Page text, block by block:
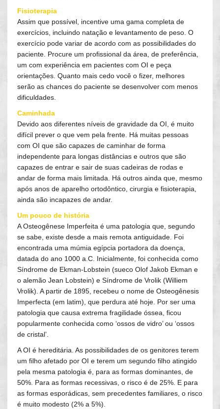
Fisioterapia
Assim que possível, incentive uma gama completa de
exercícios, incluindo natação e levantamento de peso. O
exercício pode variar de acordo com as possibilidades do
paciente. Procure um profissional da área, de preferência,
um com experiência em pacientes com OI e peça
orientações. Quanto mais cedo você o fizer, melhores
serão as chances do paciente se desenvolver com menos
dificuldades.
Caminhada
Devido aos diferentes níveis de gravidade da OI, é muito
difícil prever o que vem pela frente. Há muitas pessoas
com OI que são capazes de caminhar de forma
independente para longas distâncias e outros que são
capazes de entrar e sair de suas cadeiras de rodas e
andar de forma mais limitada. Há outros ainda que, mesmo
após anos de aparelho ortodôntico, cirurgia e fisioterapia,
ainda são incapazes de andar.
Um pouco de história
A Osteogênese Imperfeita é uma patologia que, segundo
se sabe, existe desde a mais remota antiguidade. Foi
encontrada uma múmia egípcia portadora da doença,
datada do ano 1000 a.C. Inicialmente, foi conhecida como
Síndrome de Ekman-Lobstein (sueco Olof Jakob Ekman e
o alemão Jean Lobstein) e Síndrome de Vrolik (Williem
Vrolik). A partir de 1895, recebeu o nome de Osteogênesis
Imperfecta (em latim), que perdura até hoje. Por ser uma
patologia que causa extrema fragilidade óssea, ficou
popularmente conhecida como ‘ossos de vidro’ ou ‘ossos
de cristal’.
A OI é hereditária. As possibilidades de os genitores terem
um filho afetado por OI e terem um segundo filho atingido
pela mesma patologia é, para as formas dominantes, de
50%. Para as formas recessivas, o risco é de 25%. E para
as formas esporádicas, sem precedentes familiares, o risco
é muito modesto (2% a 5%).